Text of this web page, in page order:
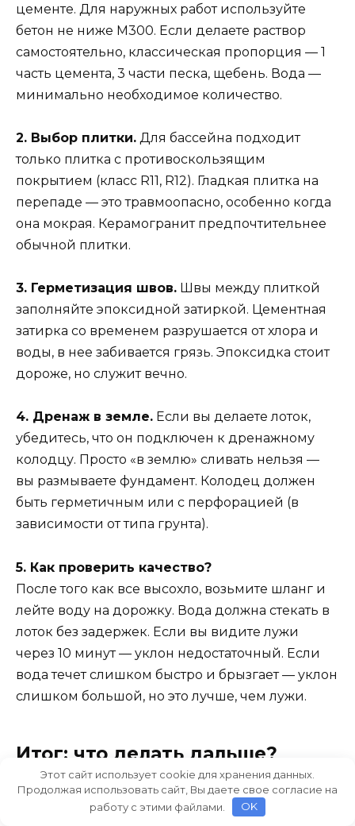
цементе. Для наружных работ используйте
бетон не ниже М300. Если делаете раствор
самостоятельно, классическая пропорция — 1
часть цемента, 3 части песка, щебень. Вода —
минимально необходимое количество.
2. Выбор плитки. Для бассейна подходит
только плитка с противоскользящим
покрытием (класс R11, R12). Гладкая плитка на
перепаде — это травмоопасно, особенно когда
она мокрая. Керамогранит предпочтительнее
обычной плитки.
3. Герметизация швов. Швы между плиткой
заполняйте эпоксидной затиркой. Цементная
затирка со временем разрушается от хлора и
воды, в нее забивается грязь. Эпоксидка стоит
дороже, но служит вечно.
4. Дренаж в земле. Если вы делаете лоток,
убедитесь, что он подключен к дренажному
колодцу. Просто «в землю» сливать нельзя —
вы размываете фундамент. Колодец должен
быть герметичным или с перфорацией (в
зависимости от типа грунта).
5. Как проверить качество?
После того как все высохло, возьмите шланг и
лейте воду на дорожку. Вода должна стекать в
лоток без задержек. Если вы видите лужи
через 10 минут — уклон недостаточный. Если
вода течет слишком быстро и брызгает — уклон
слишком большой, но это лучше, чем лужи.
Итог: что делать дальше?
Построить правильный перепад для бассейна
— задача выполнимая, но она требует
Этот сайт использует cookie для хранения данных.
Продолжая использовать сайт, Вы даете свое согласие на
работу с этими файлами.
OK